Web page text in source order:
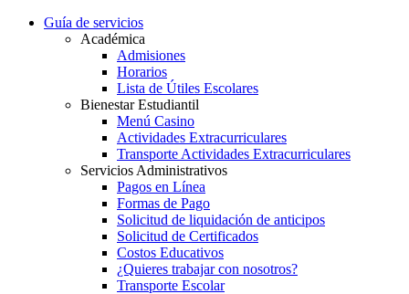
Guía de servicios
Académica
Admisiones
Horarios
Lista de Útiles Escolares
Bienestar Estudiantil
Menú Casino
Actividades Extracurriculares
Transporte Actividades Extracurriculares
Servicios Administrativos
Pagos en Línea
Formas de Pago
Solicitud de liquidación de anticipos
Solicitud de Certificados
Costos Educativos
¿Quieres trabajar con nosotros?
Transporte Escolar